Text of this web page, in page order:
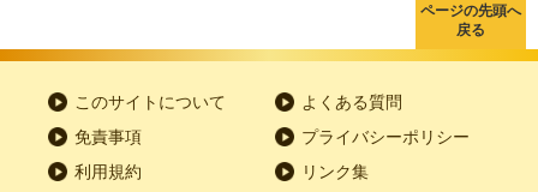
ページの先頭へ
戻る
このサイトについて
よくある質問
免責事項
プライバシーポリシー
利用規約
リンク集